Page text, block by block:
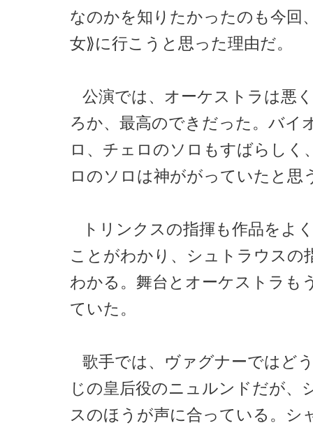
なのかを知りたかったのも今回
女⟫に行こうと思った理由だ。
公演では、オーケストラは悪
ろか、最高のできだった。バイ
ロ、チェロのソロもすばらしく
ロのソロは神ががっていたと思
トリンクスの指揮も作品をよ
ことがわかり、シュトラウスの
わかる。舞台とオーケストラも
ていた。
歌手では、ヴァグナーではど
じの皇后役のニュルンドだが、
スのほうが声に合っている。シ